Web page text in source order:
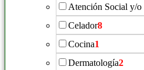
Atención Social y/o
Celador8
Cocina1
Dermatología2